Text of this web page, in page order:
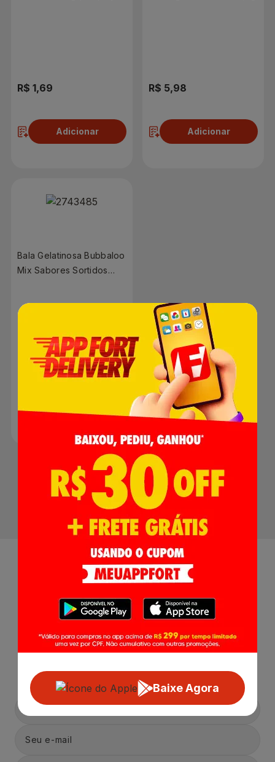
R$ 1,69
Adicionar
R$ 5,98
Adicionar
Bala Gelatinosa Bubbaloo
Mix Sabores Sortidos
R$ 0,00
Baixe Agora
Receba nossasNovidades,